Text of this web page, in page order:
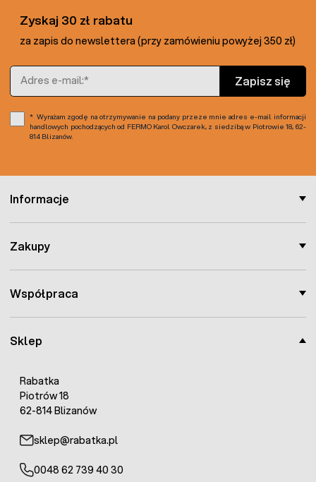
Sklep
Rabatka
Piotrów 18
62-814 Blizanów
sklep@rabatka.pl
0048 62 739 40 30
Informacje
Zakupy
Współpraca
Zyskaj 30 zł rabatu
za zapis do newslettera (przy zamówieniu powyżej 350 zł)
Adres e-mail
Zapisz się
Wyrażam zgodę na otrzymywanie na podany przeze mnie adres e-mail informacji
handlowych pochodzących od FERMO Karol Owczarek, z siedzibą w Piotrowie 18, 62-
814 Blizanów.